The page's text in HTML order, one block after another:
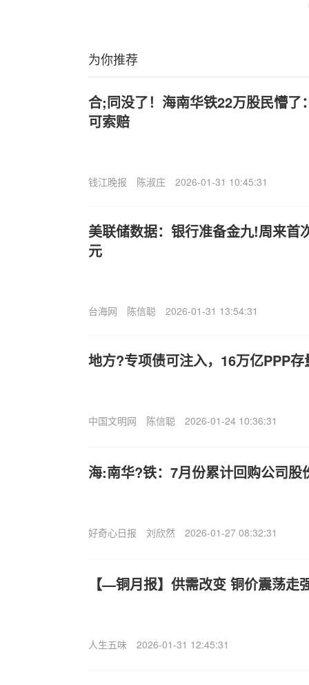
为你推荐
合;同没了！海南华铁22万股民懵了
可索赔
钱江晚报 陈淑庄 2026-01-31 10:45:31
美联储数据：银行准备金九!周来
元
台海网 陈信聪 2026-01-31 13:54:31
地方?专项债可注入，16万亿PPP存
中国文明网 陈信聪 2026-01-24 10:36:31
海:南华?铁：7月份累计回购公司股
好奇心日报 刘欣然 2026-01-27 08:32:31
【—铜月报】供需改变 铜价震荡走
人生五味 2026-01-31 12:45:31